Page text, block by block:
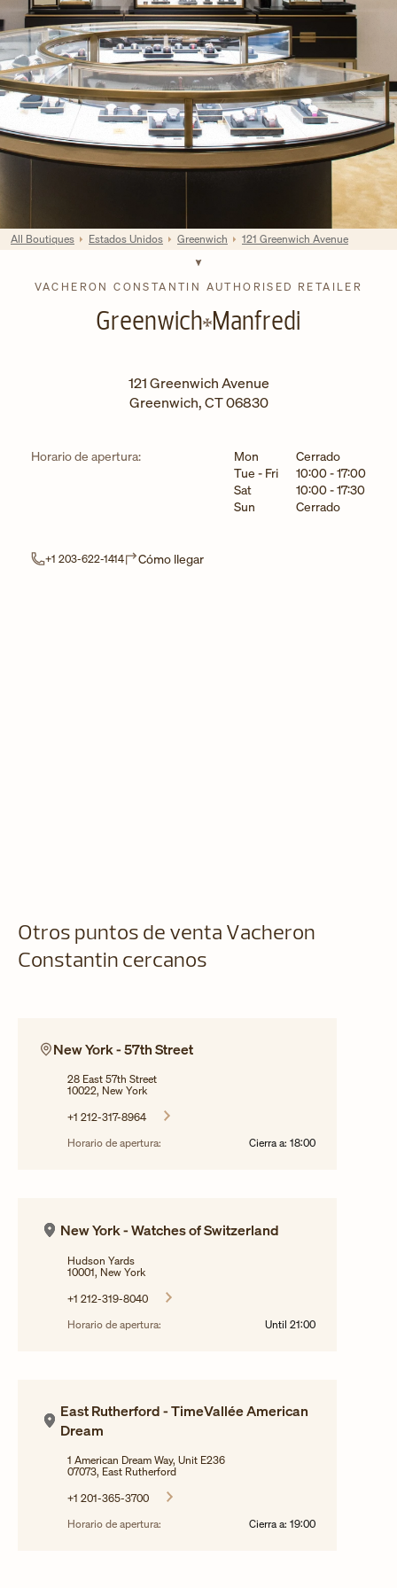
VACHERON CONSTANTIN AUTHORISED RETAILER
Greenwich Manfredi
121 Greenwich Avenue
Greenwich,CT06830
Horario de apertura: Día de la semanaHorarios
Mon
Cerrado
Tue - Fri
10:00-17:00
Sat
10:00-17:30
Sun
Cerrado
+1 203-622-1414 Cómo llegarLink Opens in New Tab
All Boutiques Estados Unidos Greenwich 121 Greenwich Avenue
Otros puntos de venta Vacheron
Constantin cercanos
New York - 57th Street
28 East 57th Street
10022, New York
+1 212-317-8964
Horario de apertura:
Cierra a: 18:00
New York - Watches of Switzerland
Hudson Yards
10001, New York
+1 212-319-8040
Horario de apertura:
Until 21:00
East Rutherford - TimeVallée American
Dream
1 American Dream Way, Unit E236
07073, East Rutherford
+1 201-365-3700
Horario de apertura:
Cierra a: 19:00